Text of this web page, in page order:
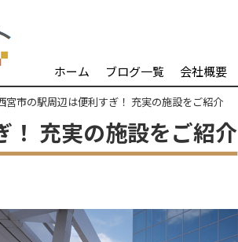
ホーム ブログ一覧 会社概要
宮市の駅周辺は便利すぎ！ 充実の施設をご紹介
！ 充実の施設をご紹介